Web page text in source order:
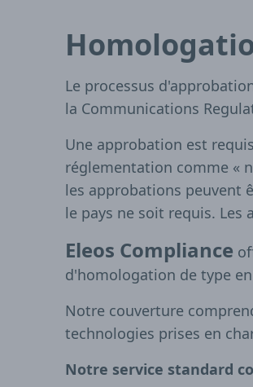
Le processus
la Communications
Une approbation est
réglementation comme «
les approbations peuvent
le pays ne soit requis.
Eleos Compliance
d'homologation de type
Notre couverture
technologies prises en
Notre service standard